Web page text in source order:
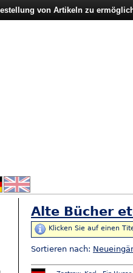
Alte Bücher
Klicken Sie auf einen
Sortieren nach:
von Artikeln zu